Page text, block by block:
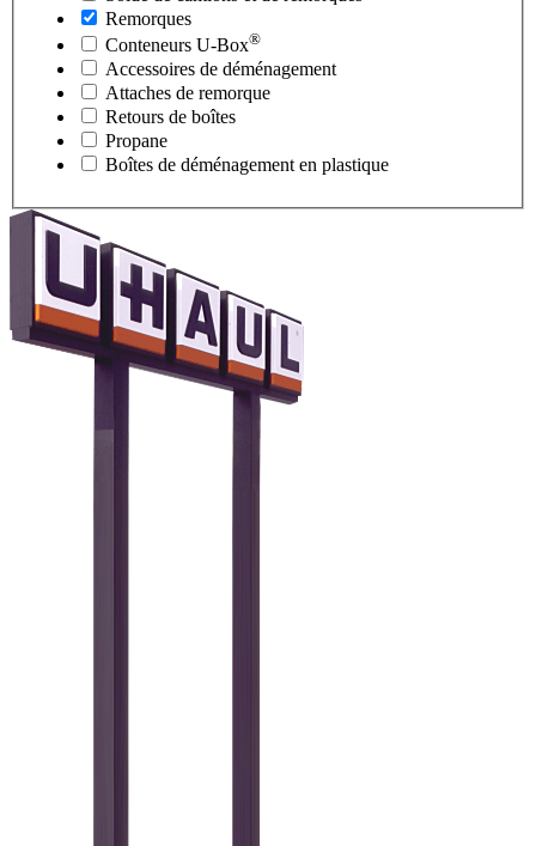
Remorques
Conteneurs U-Box®
Accessoires de déménagement
Attaches de remorque
Retours de boîtes
Propane
Boîtes de déménagement en plastique